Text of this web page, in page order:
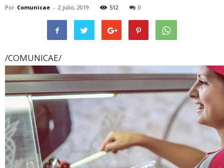
Por Comunicae - 2 julio, 2019 512 0
/COMUNICAE/